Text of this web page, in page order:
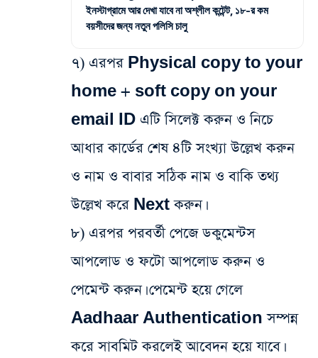
ইনস্টাগ্রামে আর দেখা যাবে না অশ্লীল কন্টেন্ট, ১৮-র কম
বয়সীদের জন্য নতুন পলিসি চালু
৭) এরপর Physical copy to your
home + soft copy on your
email ID এটি সিলেক্ট করুন ও নিচে
আধার কার্ডের শেষ ৪টি সংখ্যা উল্লেখ করুন
ও নাম ও বাবার সঠিক নাম ও বাকি তথ্য
উল্লেখ করে Next করুন।
৮) এরপর পরবর্তী পেজে ডকুমেন্টস
আপলোড ও ফটো আপলোড করুন ও
পেমেন্ট করুন। পেমেন্ট হয়ে গেলে
Aadhaar Authentication সম্পন্ন
করে সাবমিট করলেই আবেদন হয়ে যাবে।